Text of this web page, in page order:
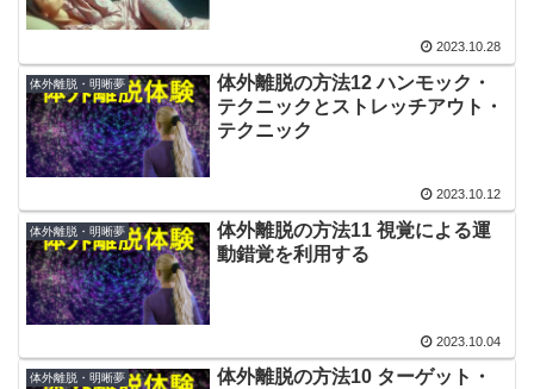
2023.10.28
体外離脱・明晰夢
体外離脱の方法12 ハンモック・
テクニックとストレッチアウト・
テクニック
2023.10.12
体外離脱・明晰夢
体外離脱の方法11 視覚による運
動錯覚を利用する
2023.10.04
体外離脱・明晰夢
体外離脱の方法10 ターゲット・